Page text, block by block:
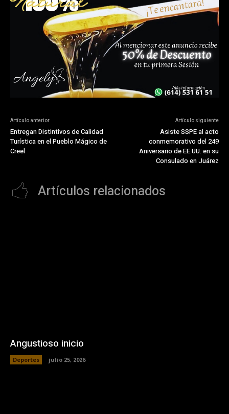
Artículo anterior
Entregan Distintivos de Calidad
Turística en el Pueblo Mágico de
Creel
Artículo siguiente
Asiste SSPE al acto
conmemorativo del 249
Aniversario de EE.UU. en su
Consulado en Juárez
Artículos relacionados
Angustioso inicio
Deportes julio 25, 2026